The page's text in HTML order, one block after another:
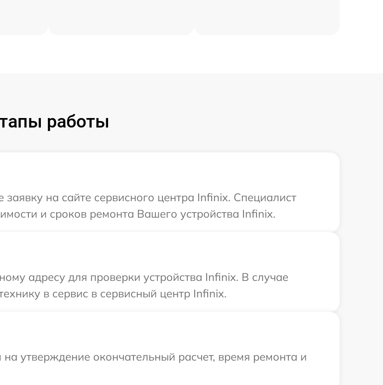
работы
на сайте сервисного центра Infinix. Специалист
и сроков ремонта Вашего устройства Infinix.
адресу для проверки устройства Infinix. В случае
в сервис в сервисный центр Infinix.
утверждение окончательный расчет, время ремонта и